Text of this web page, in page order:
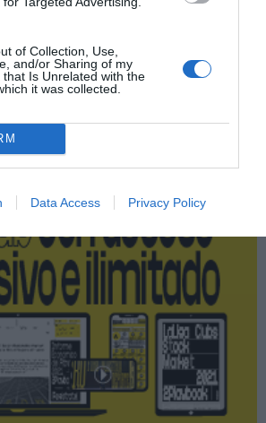
of Collection, Use,
and/or Sharing of my
that Is Unrelated with the
it was collected.
Data Access Privacy Policy